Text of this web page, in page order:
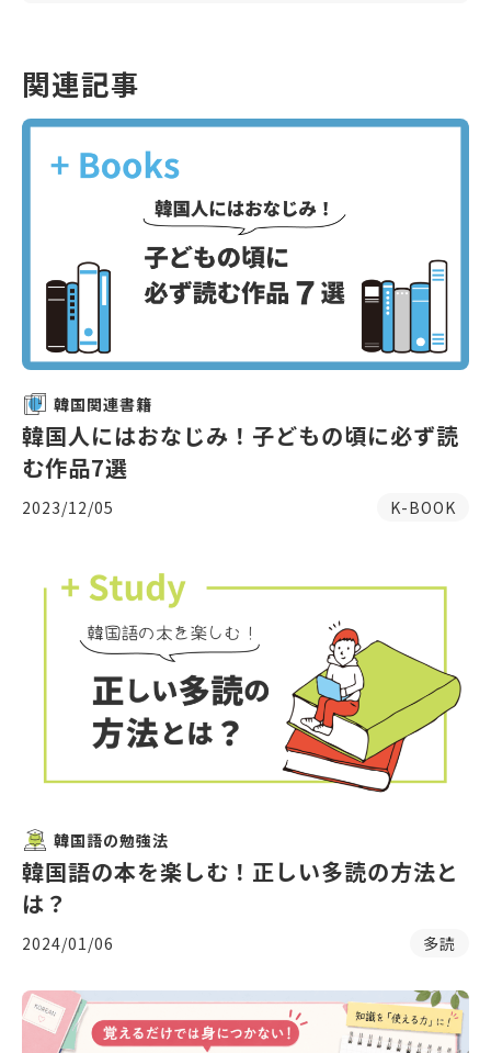
関連記事
韓国関連書籍
韓国人にはおなじみ！子どもの頃に必ず読
む作品7選
2023/12/05 K-BOOK
韓国語の勉強法
韓国語の本を楽しむ！正しい多読の方法と
は？
2024/01/06 多読